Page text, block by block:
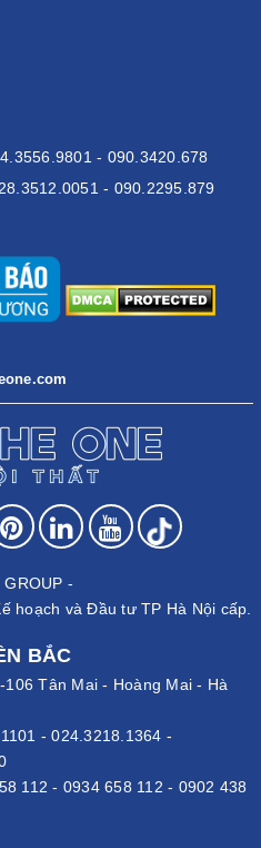
- 090.3420.678
- 090.2295.879
-
hoạch và Đầu tư TP Hà Nội cấp.
BẮC
Tân Mai - Hoàng Mai - Hà
-024.3218.1364 -
112 - 0934 658 112 - 0902 438